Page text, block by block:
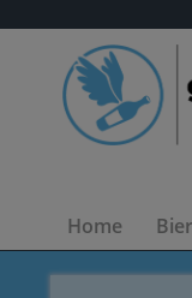
Home Bier